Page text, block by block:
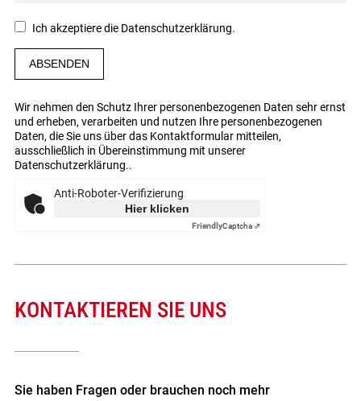
Ich akzeptiere die Datenschutzerklärung.
Wir nehmen den Schutz Ihrer personenbezogenen Daten sehr ernst
und erheben, verarbeiten und nutzen Ihre personenbezogenen
Daten, die Sie uns über das Kontaktformular mitteilen,
ausschließlich in Übereinstimmung mit unserer
Datenschutzerklärung..
Anti-Roboter-Verifizierung
Hier klicken
FriendlyCaptcha ⇗
KONTAKTIEREN SIE UNS
Sie haben Fragen oder brauchen noch mehr